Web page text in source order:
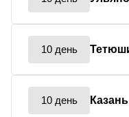
10 день
10 день Казань